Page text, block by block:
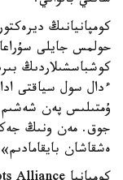
كومپانيانىڭ
حولمس جايلى
كوشباسشىلاردىڭ
ءدال سول سياقتى
ۇمتىلىس پەن شەشىم
جوق. مەن ونىڭ
ەشقاشان